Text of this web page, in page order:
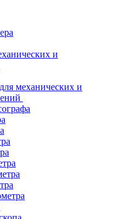
и
механических и